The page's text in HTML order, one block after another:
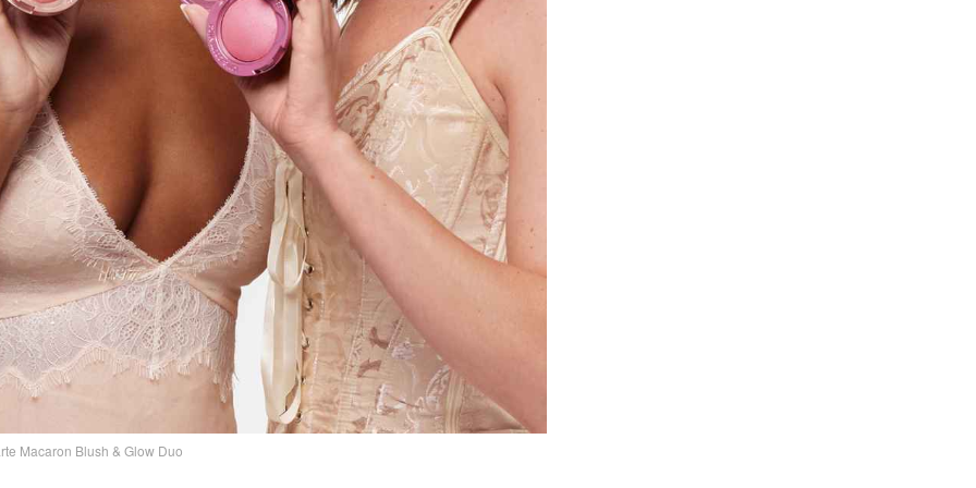
Macaron Blush & Glow Duo